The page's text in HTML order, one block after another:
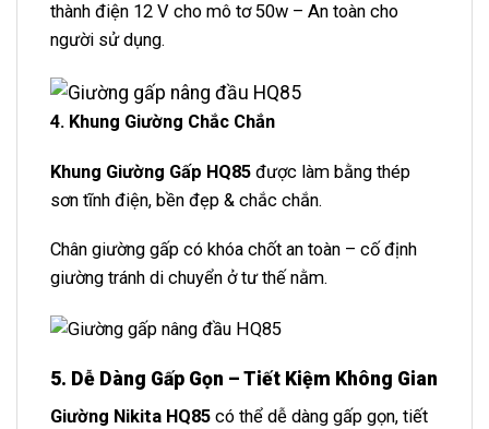
thành điện 12 V cho mô tơ 50w – An toàn cho
người sử dụng.
4. Khung Giường Chắc Chắn
Khung Giường Gấp HQ85 được làm bằng thép
sơn tĩnh điện, bền đẹp & chắc chắn.
Chân giường gấp có khóa chốt an toàn – cố định
giường tránh di chuyển ở tư thế nằm.
5. Dễ Dàng Gấp Gọn – Tiết Kiệm Không Gian
Giường Nikita HQ85 có thể dễ dàng gấp gọn, tiết